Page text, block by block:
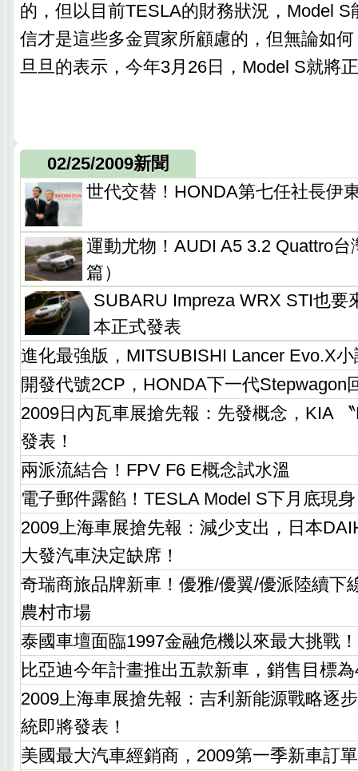
的，但以目前TESLA的財務狀況，Model S
信才是這些多金買家所顧慮的，但無論如
旦旦的表示，今年3月26日，Model S就將
02/25/2009新聞
世代交替！HONDA第七任社長伊
運動尤物！AUDI A5 3.2 Quattro
篇）
SUBARU Impreza WRX STI也要
本正式發表
進化最強版，MITSUBISHI Lancer Evo.X小
開發代號2CP，HONDA下一代Stepwagon
2009日內瓦車展搶先報：先發概念，KIA
發表！
兩派流結合！FPV F6 E概念試水溫
電子郵件露餡！TESLA Model S下月底現身
2009上海車展搶先報：減少支出，日本
大發汽車決定缺席！
奇瑞商旅品牌新車！優雅/優翼/優派陸續下
農村市場
泰國車壇面臨1997金融危機以來最大挑戰！
比亞迪今年計畫推出五款新車，銷售目標
2009上海車展搶先報：吉利新能源戰略逐
統即將發表！
美國最大汽車經銷商，2009第一季新車訂